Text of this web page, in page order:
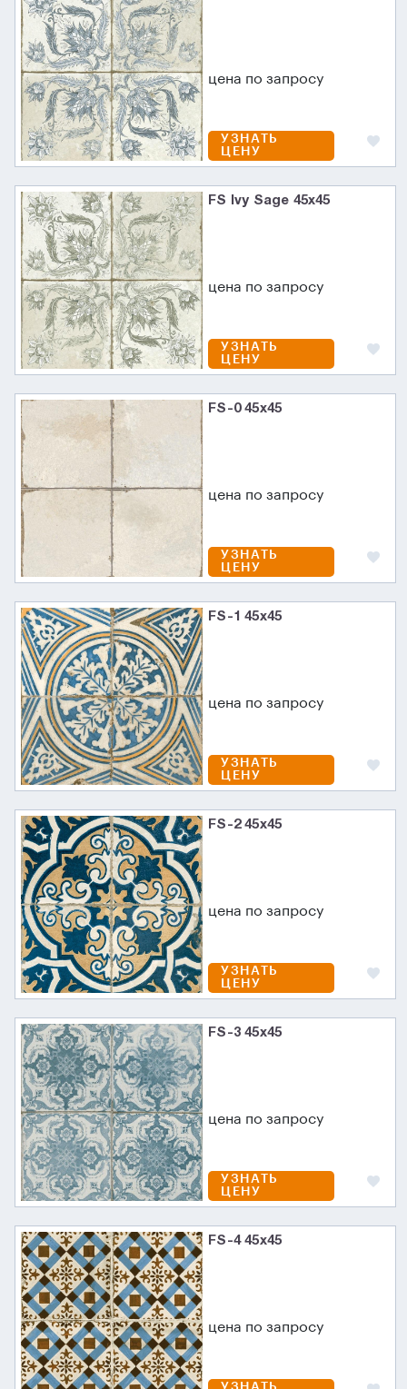
цена по запросу
УЗНАТЬ
ЦЕНУ
FS Ivy Sage 45x45
цена по запросу
УЗНАТЬ
ЦЕНУ
FS-0 45x45
цена по запросу
УЗНАТЬ
ЦЕНУ
FS-1 45х45
цена по запросу
УЗНАТЬ
ЦЕНУ
FS-2 45х45
цена по запросу
УЗНАТЬ
ЦЕНУ
FS-3 45х45
цена по запросу
УЗНАТЬ
ЦЕНУ
FS-4 45х45
цена по запросу